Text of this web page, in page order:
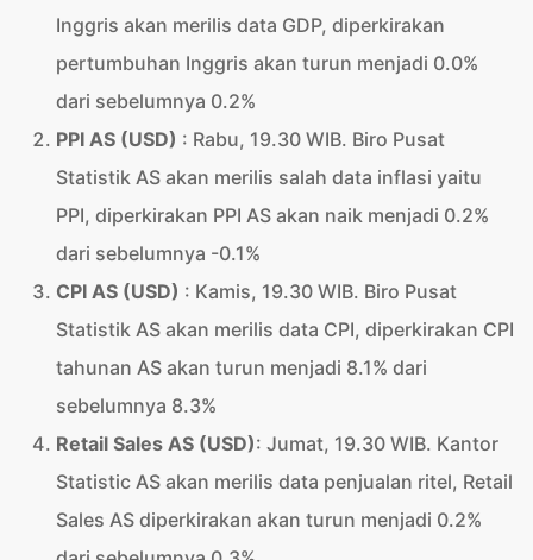
Inggris akan merilis data GDP, diperkirakan
pertumbuhan Inggris akan turun menjadi 0.0%
dari sebelumnya 0.2%
PPI AS (USD) : Rabu, 19.30 WIB. Biro Pusat
Statistik AS akan merilis salah data inflasi yaitu
PPI, diperkirakan PPI AS akan naik menjadi 0.2%
dari sebelumnya -0.1%
CPI AS (USD) : Kamis, 19.30 WIB. Biro Pusat
Statistik AS akan merilis data CPI, diperkirakan CPI
tahunan AS akan turun menjadi 8.1% dari
sebelumnya 8.3%
Retail Sales AS (USD): Jumat, 19.30 WIB. Kantor
Statistic AS akan merilis data penjualan ritel, Retail
Sales AS diperkirakan akan turun menjadi 0.2%